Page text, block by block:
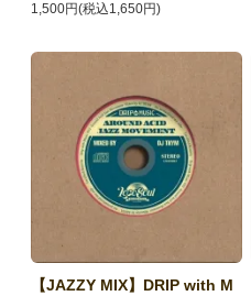
1,500円(税込1,650円)
【JAZZY MIX】DRIP with M